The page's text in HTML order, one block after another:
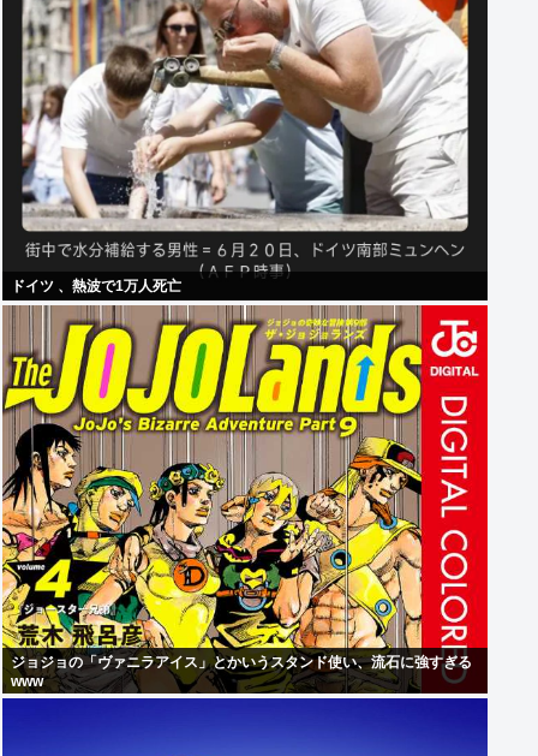
ドイツ 、熱波で1万人死亡
ジョジョの「ヴァニラアイス」とかいうスタンド使い、流石に強すぎる
www